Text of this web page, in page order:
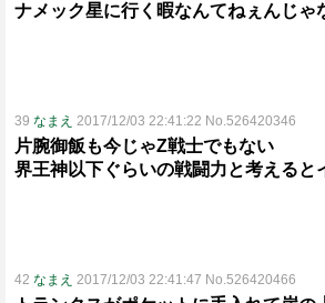
ナメック星に行く暇なんてねぇんじ
39 なまえ 2017/12/03 22:41:22 No.526420346
片腕御飯も今じゃZ戦士でもない
界王神以下ぐらいの戦闘力と考えると
42 なまえ 2017/12/03 22:41:47 No.526420466